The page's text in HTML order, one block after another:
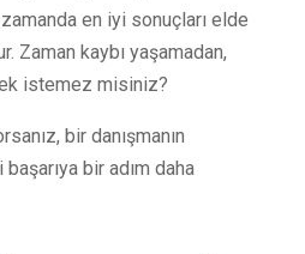
en iyi sonuçları elde
Zaman kaybı yaşamadan,
istemez misiniz?
bir danışmanın
bir adım daha